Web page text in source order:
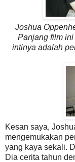
Joshua
Panjang film
intinya adalah
Kesan saya,
mengemukakan
yang kaya sekali.
Dia cerita tahun